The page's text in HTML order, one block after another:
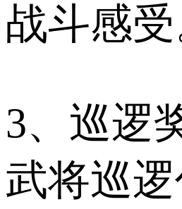
战斗感受
3、巡逻
武将巡